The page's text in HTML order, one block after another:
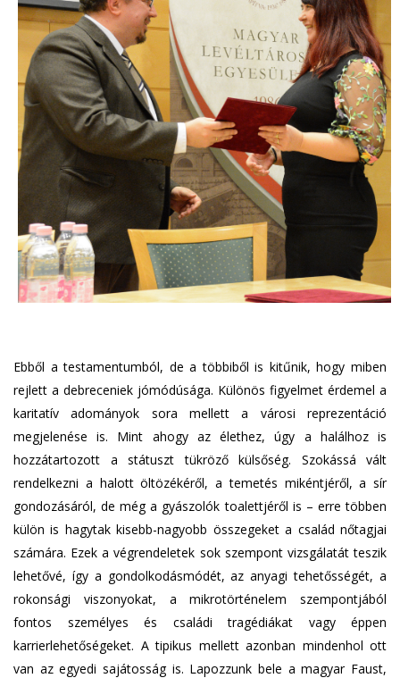
Ebből a testamentumból, de a többiből is kitűnik, hogy miben
rejlett a debreceniek jómódúsága. Különös figyelmet érdemel a
karitatív adományok sora mellett a városi reprezentáció
megjelenése is. Mint ahogy az élethez, úgy a halálhoz is
hozzátartozott a státuszt tükröző külsőség. Szokássá vált
rendelkezni a halott öltözékéről, a temetés mikéntjéről, a sír
gondozásáról, de még a gyászolók toalettjéről is – erre többen
külön is hagytak kisebb-nagyobb összegeket a család nőtagjai
számára. Ezek a végrendeletek sok szempont vizsgálatát teszik
lehetővé, így a gondolkodásmódét, az anyagi tehetősségét, a
rokonsági viszonyokat, a mikrotörténelem szempontjából
fontos személyes és családi tragédiákat vagy éppen
karrierlehetőségeket. A tipikus mellett azonban mindenhol ott
van az egyedi sajátosság is. Lapozzunk bele a magyar Faust,